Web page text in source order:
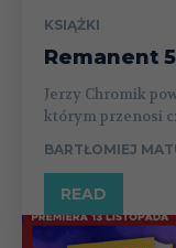
KSIĄŻKI
Remanent
Jerzy Chromik
którym przenosi
BARTŁOMIEJ
READ